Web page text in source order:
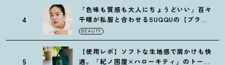
4
「色味も質感も大人にちょうどいい」百々
千晴が私服と合わせるSUQQUの【ブラー
リクイド リップ】6選
BEAUTY
5
【使用レポ】ソフトな生地感で肩かけも快
適。「紀ノ国屋×ハローキティ」のトート